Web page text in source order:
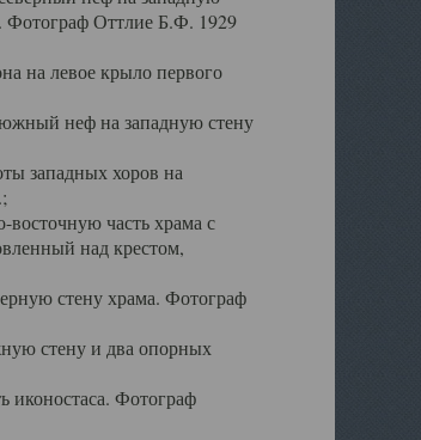
Фотограф Оттлие Б.Ф. 1929
на левое крыло первого
неф на западную стену
западных хоров на
часть храма с
над крестом,
стену храма. Фотограф
стену и два опорных
иконостаса. Фотограф